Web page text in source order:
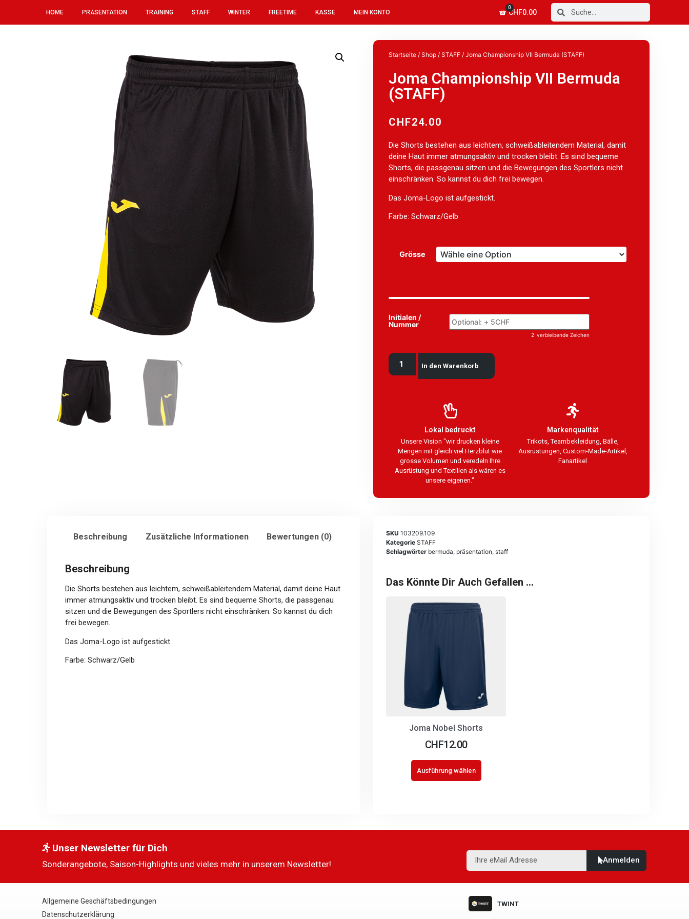
HOME PRÄSENTATION TRAINING STAFF WINTER FREETIME KASSE MEIN KONTO CHF0.00
0
Startseite / Shop / STAFF / Joma Championship VII Bermuda (STAFF)
Joma Championship VII Bermuda
(STAFF)
CHF24.00
Die Shorts bestehen aus leichtem, schweißableitendem Material, damit
deine Haut immer atmungsaktiv und trocken bleibt. Es sind bequeme
Shorts, die passgenau sitzen und die Bewegungen des Sportlers nicht
einschränken. So kannst du dich frei bewegen.
Das Joma-Logo ist aufgestickt.
Farbe: Schwarz/Gelb
Grösse
Initialen /
Nummer
2 verbleibende Zeichen
In den Warenkorb
Lokal bedruckt
Unsere Vision "wir drucken kleine
Mengen mit gleich viel Herzblut wie
grosse Volumen und veredeln Ihre
Ausrüstung und Textilien als wären es
unsere eigenen."
Markenqualität
Trikots, Teambekleidung, Bälle,
Ausrüstungen, Custom-Made-Artikel,
Fanartikel
Beschreibung Zusätzliche Informationen Bewertungen (0)
Beschreibung
Die Shorts bestehen aus leichtem, schweißableitendem Material, damit deine Haut
immer atmungsaktiv und trocken bleibt. Es sind bequeme Shorts, die passgenau
sitzen und die Bewegungen des Sportlers nicht einschränken. So kannst du dich
frei bewegen.
Das Joma-Logo ist aufgestickt.
Farbe: Schwarz/Gelb
SKU 103209.109
Kategorie STAFF
Schlagwörter bermuda, präsentation, staff
Das Könnte Dir Auch Gefallen …
Joma Nobel Shorts
CHF12.00
Ausführung wählen
Unser Newsletter für Dich
Sonderangebote, Saison-Highlights und vieles mehr in unserem Newsletter! Anmelden
Allgemeine Geschäftsbedingungen
Datenschutzerklärung
TWINT